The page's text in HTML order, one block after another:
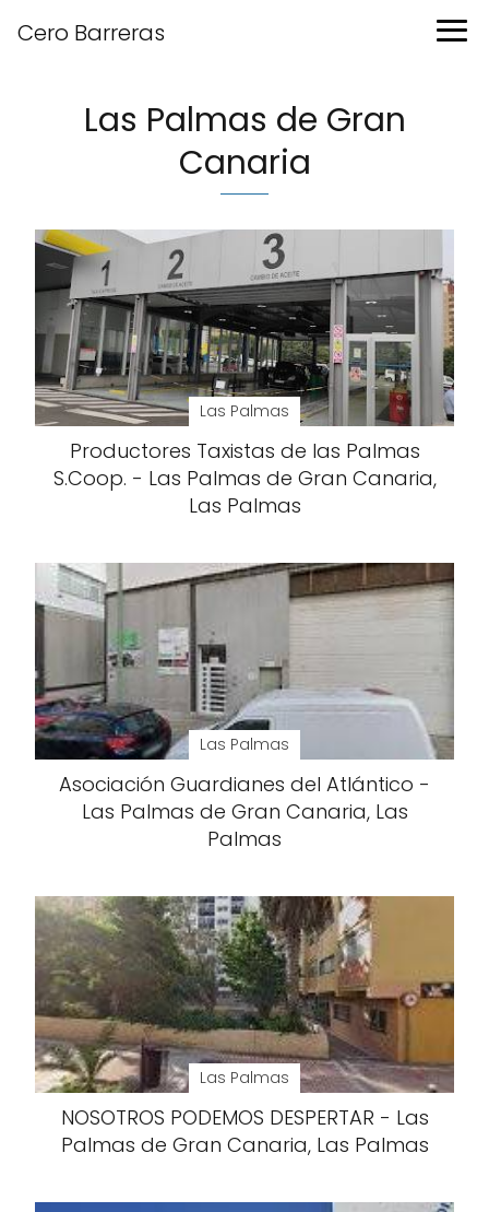
Cero Barreras
Las Palmas de Gran
Canaria
Las Palmas
Productores Taxistas de las Palmas
S.Coop. - Las Palmas de Gran Canaria,
Las Palmas
Las Palmas
Asociación Guardianes del Atlántico -
Las Palmas de Gran Canaria, Las
Palmas
Las Palmas
NOSOTROS PODEMOS DESPERTAR - Las
Palmas de Gran Canaria, Las Palmas